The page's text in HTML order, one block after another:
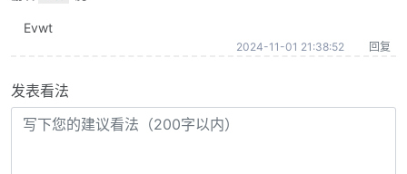
Evwt
2024-11-01 21:38:52 回复
发表看法